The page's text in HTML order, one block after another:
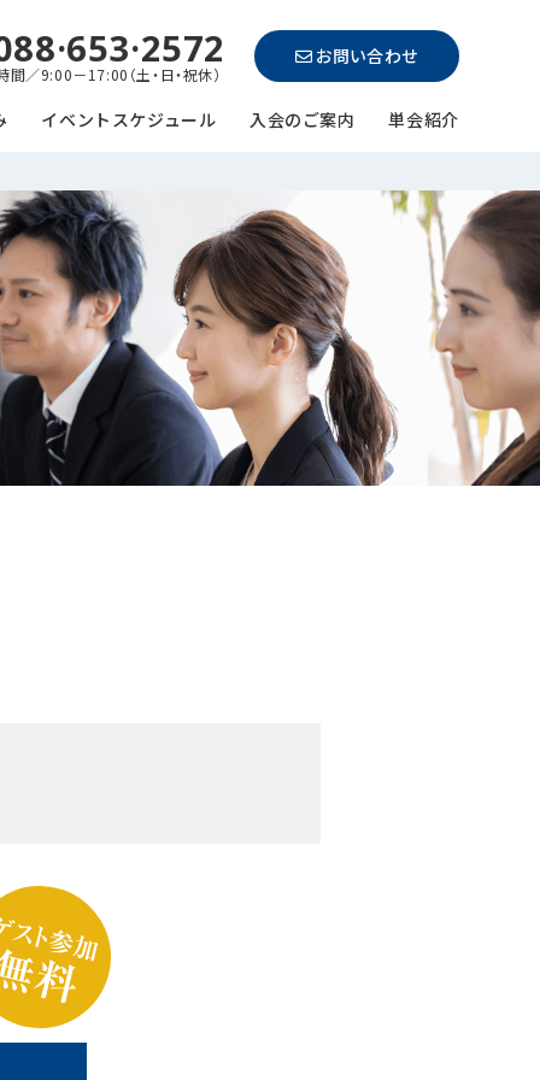
間／9:00－17:00（土・日・祝休）
お問い合わせ
イベントスケジュール 入会のご案内 単会紹介